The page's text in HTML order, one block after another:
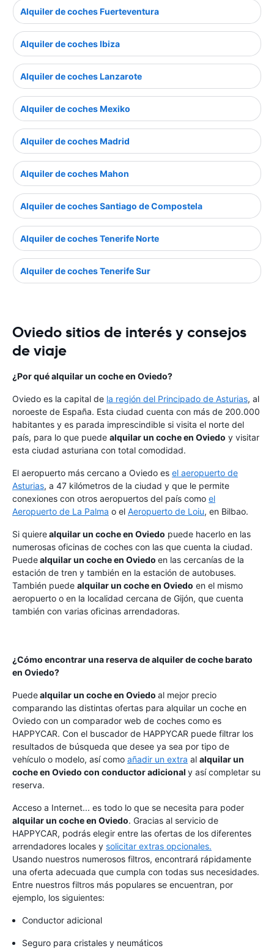
Alquiler de coches Fuerteventura
Alquiler de coches Ibiza
Alquiler de coches Lanzarote
Alquiler de coches Mexiko
Alquiler de coches Madrid
Alquiler de coches Mahon
Alquiler de coches Santiago de Compostela
Alquiler de coches Tenerife Norte
Alquiler de coches Tenerife Sur
Oviedo sitios de interés y consejos
de viaje
¿Por qué alquilar un coche en Oviedo?
Oviedo es la capital de la región del Principado de Asturias, al
noroeste de España. Esta ciudad cuenta con más de 200.000
habitantes y es parada imprescindible si visita el norte del
país, para lo que puede alquilar un coche en Oviedo y visitar
esta ciudad asturiana con total comodidad.
El aeropuerto más cercano a Oviedo es el aeropuerto de
Asturias, a 47 kilómetros de la ciudad y que le permite
conexiones con otros aeropuertos del país como el
Aeropuerto de La Palma o el Aeropuerto de Loiu, en Bilbao.
Si quierealquilar un coche en Oviedo puede hacerlo en las
numerosas oficinas de coches con las que cuenta la ciudad.
Puedealquilar un coche en Oviedo en las cercanías de la
estación de tren y también en la estación de autobuses.
También puede alquilar un coche en Oviedo en el mismo
aeropuerto o en la localidad cercana de Gijón, que cuenta
también con varias oficinas arrendadoras.
¿Cómo encontrar una reserva de alquiler de coche barato
en Oviedo?
Puedealquilar un coche en Oviedo al mejor precio
comparando las distintas ofertas para alquilar un coche en
Oviedo con un comparador web de coches como es
HAPPYCAR. Con el buscador de HAPPYCAR puede filtrar los
resultados de búsqueda que desee ya sea por tipo de
vehículo o modelo, así como añadir un extra al alquilar un
coche en Oviedo con conductor adicional y así completar su
reserva.
Acceso a Internet... es todo lo que se necesita para poder
alquilar un coche en Oviedo. Gracias al servicio de
HAPPYCAR, podrás elegir entre las ofertas de los diferentes
arrendadores locales y solicitar extras opcionales.
Usando nuestros numerosos filtros, encontrará rápidamente
una oferta adecuada que cumpla con todas sus necesidades.
Entre nuestros filtros más populares se encuentran, por
ejemplo, los siguientes:
Conductor adicional
Seguro para cristales y neumáticos